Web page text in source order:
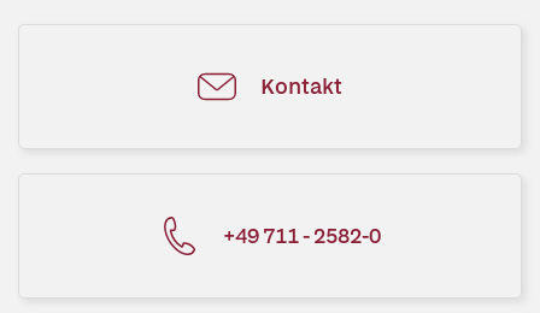
Kontakt
+49 711 - 2582-0